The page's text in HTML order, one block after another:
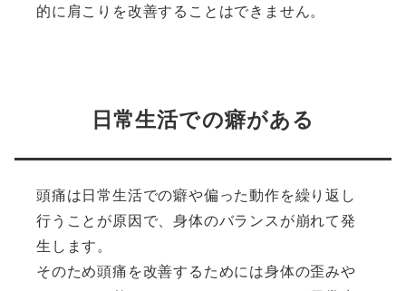
的に肩こりを改善することはできません。
日常生活での癖がある
頭痛は日常生活での癖や偏った動作を繰り返し
行うことが原因で、身体のバランスが崩れて発
生します。
そのため頭痛を改善するためには身体の歪みや